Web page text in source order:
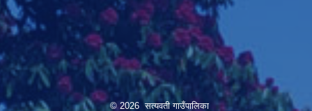
© 2026 सत्यवती गाउँपालिका